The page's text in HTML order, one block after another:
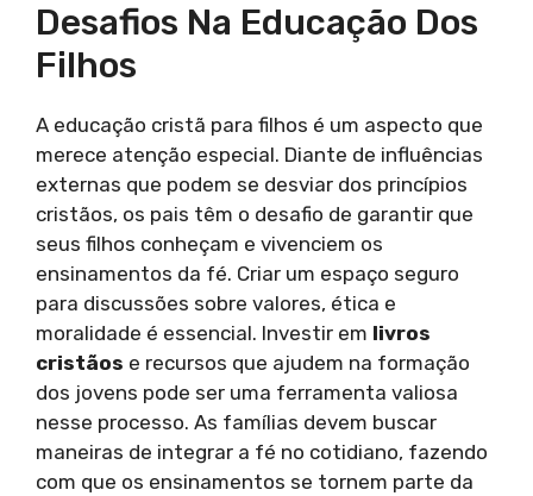
Desafios Na Educação Dos
Filhos
A educação cristã para filhos é um aspecto que
merece atenção especial. Diante de influências
externas que podem se desviar dos princípios
cristãos, os pais têm o desafio de garantir que
seus filhos conheçam e vivenciem os
ensinamentos da fé. Criar um espaço seguro
para discussões sobre valores, ética e
moralidade é essencial. Investir em livros
cristãos e recursos que ajudem na formação
dos jovens pode ser uma ferramenta valiosa
nesse processo. As famílias devem buscar
maneiras de integrar a fé no cotidiano, fazendo
com que os ensinamentos se tornem parte da